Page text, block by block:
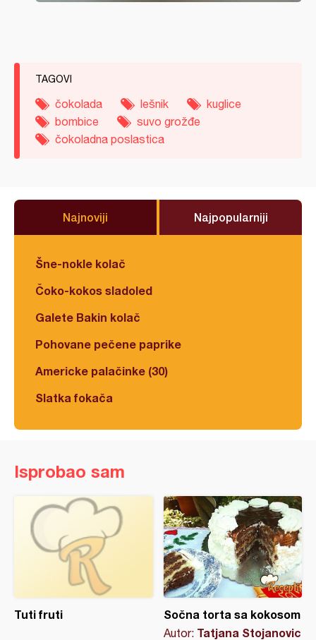
TAGOVI
čokolada lešnik
kuglice
bombice
suvo grožđe
čokoladna poslastica
Najnoviji Najpopularniji
Šne-nokle kolač
Čoko-kokos sladoled
Galete Bakin kolač
Pohovane pečene paprike
Americke palačinke (30)
Slatka fokača
Isprobao sam
Tuti fruti Sočna torta sa kokosom
Autor: Tatjana Stojanovic